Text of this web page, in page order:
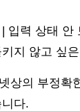
입력 상태
지 않고 싶
상의 부정확
다.